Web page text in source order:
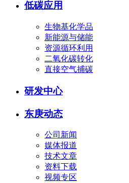
低碳应用
生物基化学品
新能源与储能
资源循环利用
二氧化碳转化
直接空气捕碳
研发中心
东庚动态
公司新闻
媒体报道
技术文章
资料下载
视频专区